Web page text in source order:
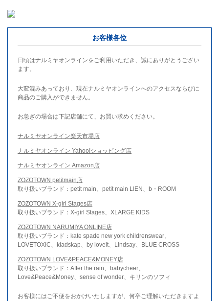
お客様各位
日頃はナルミヤオンラインをご利用いただき、誠にありがとうござい
ます。
大変混みあっており、現在ナルミヤオンラインへのアクセスならびに
商品のご購入ができません。
お急ぎの場合は下記店舗にて、お買い求めください。
ナルミヤオンライン楽天市場店
ナルミヤオンライン Yahoo!ショッピング店
ナルミヤオンライン Amazon店
ZOZOTOWN petitmain店
取り扱いブランド：petit main、petit main LIEN、b・ROOM
ZOZOTOWN X-girl Stages店
取り扱いブランド：X-girl Stages、XLARGE KIDS
ZOZOTOWN NARUMIYA ONLINE店
取り扱いブランド：kate spade new york childrenswear、
LOVETOXIC、kladskap、by loveit、Lindsay、BLUE CROSS
ZOZOTOWN LOVE&PEACE&MONEY店
取り扱いブランド：After the rain、babycheer、
Love&Peace&Money、sense of wonder、キリンのソフィ
お客様にはご不便をおかけいたしますが、何卒ご理解いただきますよ